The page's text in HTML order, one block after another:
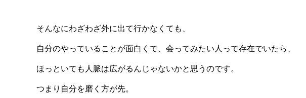
そんなにわざわざ外に出て行かなくても、
自分のやっていることが面白くて、会ってみたい人って存在でいたら、
ほっといても人脈は広がるんじゃないかと思うのです。
つまり自分を磨く方が先。